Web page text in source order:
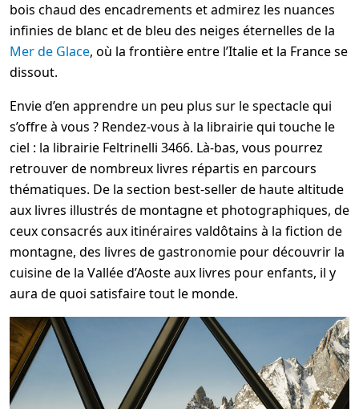
bois chaud des encadrements et admirez les nuances
infinies de blanc et de bleu des neiges éternelles de la
Mer de Glace, où la frontière entre l’Italie et la France se
dissout.
Envie d’en apprendre un peu plus sur le spectacle qui
s’offre à vous ? Rendez-vous à la librairie qui touche le
ciel : la librairie Feltrinelli 3466. Là-bas, vous pourrez
retrouver de nombreux livres répartis en parcours
thématiques. De la section best-seller de haute altitude
aux livres illustrés de montagne et photographiques, de
ceux consacrés aux itinéraires valdôtains à la fiction de
montagne, des livres de gastronomie pour découvrir la
cuisine de la Vallée d’Aoste aux livres pour enfants, il y
aura de quoi satisfaire tout le monde.